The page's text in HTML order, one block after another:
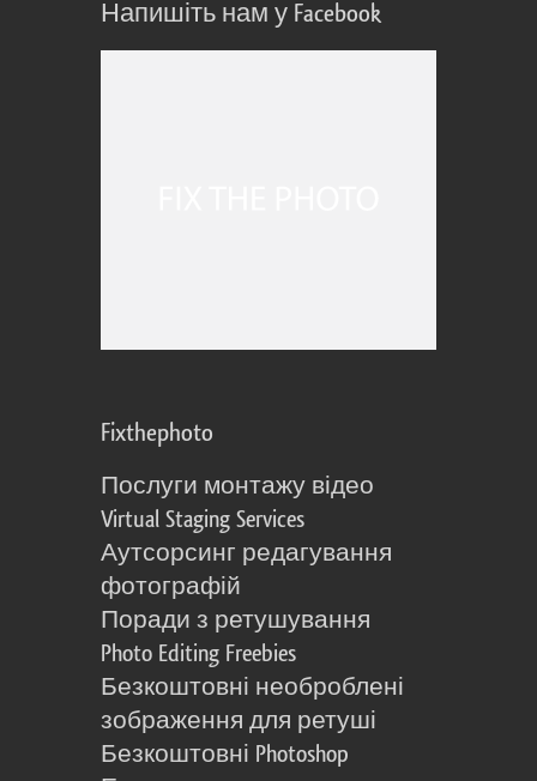
Напишіть нам у Facebook
Fixthephoto
Послуги монтажу відео
Virtual Staging Services
Аутсорсинг редагування
фотографій
Поради з ретушування
Photo Editing Freebies
Безкоштовні необроблені
зображення для ретуші
Безкоштовні Photoshop